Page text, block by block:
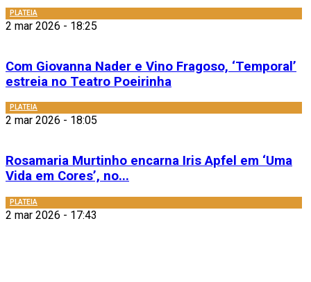
PLATEIA
2 mar 2026 - 18:25
Com Giovanna Nader e Vino Fragoso, ‘Temporal’
estreia no Teatro Poeirinha
PLATEIA
2 mar 2026 - 18:05
Rosamaria Murtinho encarna Iris Apfel em ‘Uma
Vida em Cores’, no...
PLATEIA
2 mar 2026 - 17:43